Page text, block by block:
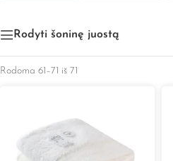
Rodyti šoninę juostą
Rodoma 61–71 iš 71